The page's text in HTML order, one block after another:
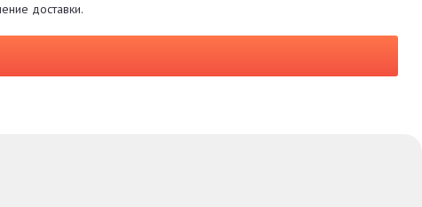
доставки.